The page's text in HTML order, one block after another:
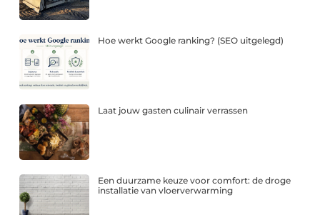
Hoe werkt Google ranking? (SEO uitgelegd)
Laat jouw gasten culinair verrassen
Een duurzame keuze voor comfort: de droge
installatie van vloerverwarming